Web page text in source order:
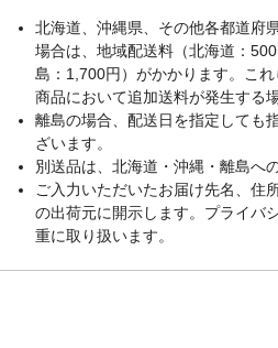
北海道、沖縄県、その他各都道府
場合は、地域配送料（北海道：
島：1,700円）がかかります。こ
商品において追加送料が発生する
離島の場合、配送日を指定しても
ざいます。
別送品は、北海道・沖縄・離島へ
ご入力いただいたお届け先名、住
の出荷元に開示します。プライバ
重に取り扱います。